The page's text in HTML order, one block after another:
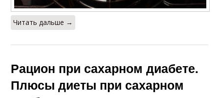
Читать дальше →
Рацион при сахарном диабете.
Плюсы диеты при сахарном